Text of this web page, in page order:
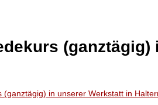
(ganztägig)
(ganztägig) in unserer Werkstatt in